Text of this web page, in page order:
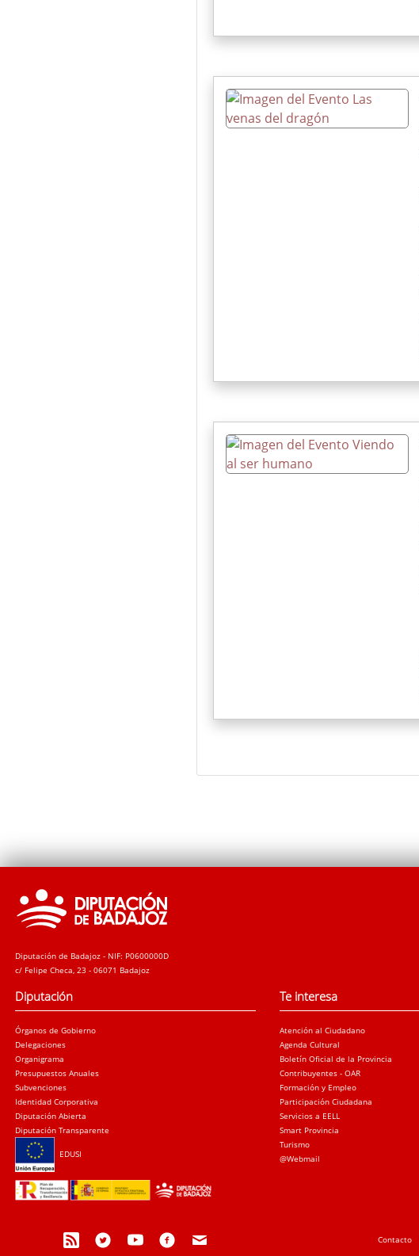
Diputación de Badajoz - NIF: P0600000D
c/ Felipe Checa, 23 - 06071 Badajoz
Diputación
Órganos de Gobierno
Delegaciones
Organigrama
Presupuestos Anuales
Subvenciones
Identidad Corporativa
Diputación Abierta
Diputación Transparente
EDUSI
Te interesa
Atención al Ciudadano
Agenda Cultural
Boletín Oficial de la Provincia
Contribuyentes - OAR
Formación y Empleo
Participación Ciudadana
Servicios a EELL
Smart Provincia
Turismo
@Webmail
Contacto